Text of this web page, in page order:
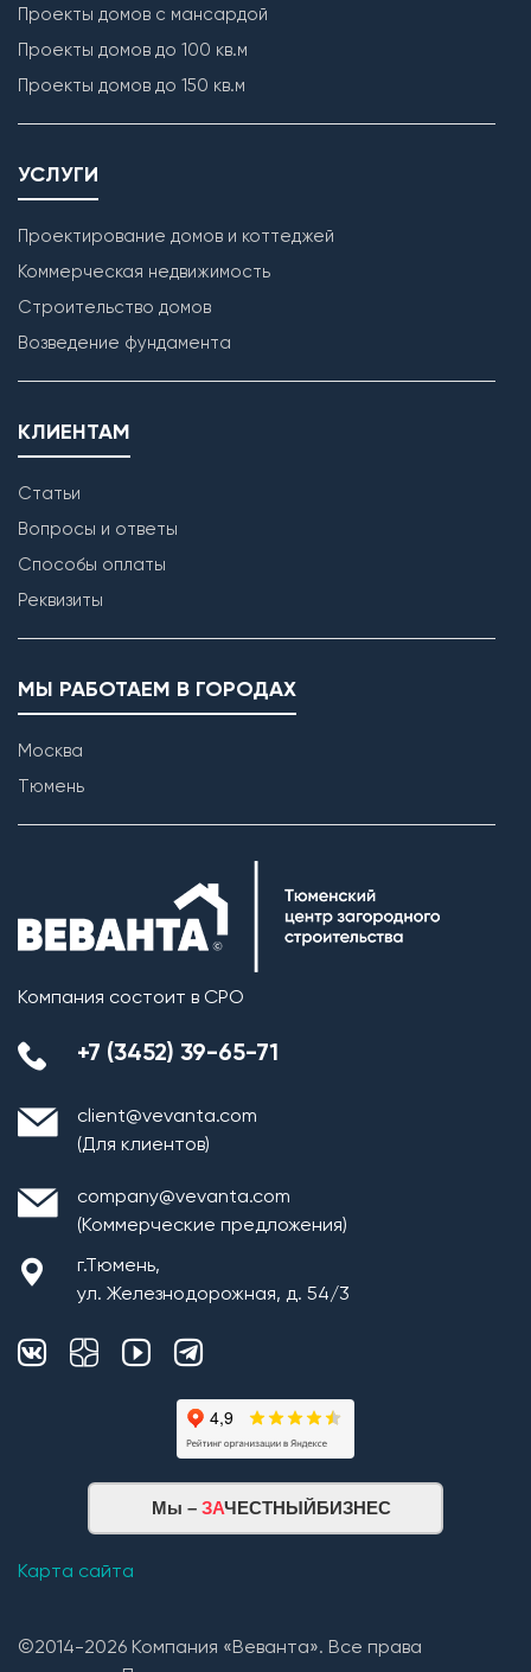
Проекты домов с мансардой
Проекты домов до 100 кв.м
Проекты домов до 150 кв.м
УСЛУГИ
Проектирование домов и коттеджей
Коммерческая недвижимость
Строительство домов
Возведение фундамента
КЛИЕНТАМ
Статьи
Вопросы и ответы
Способы оплаты
Реквизиты
МЫ РАБОТАЕМ В ГОРОДАХ
Москва
Тюмень
Компания состоит в СРО
+7 (3452) 39-65-71
client@vevanta.com
(Для клиентов)
company@vevanta.com
(Коммерческие предложения)
г.Тюмень,
ул. Железнодорожная, д. 54/3
Мы – ЗАЧЕСТНЫЙБИЗНЕС
Карта сайта
©2014-2026 Компания «Веванта». Все права